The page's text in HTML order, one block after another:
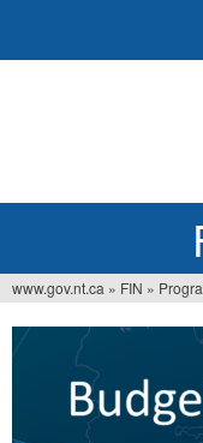
You
are
here
www.gov.nt.ca » FIN »